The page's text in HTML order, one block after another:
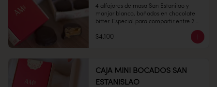
Peso: 100 gr
4 alfajores de masa San Estanilao y
manjar blanco, bañados en chocolate
bitter. Especial para compartir entre 2.
Conservación: Mantenga cerrado en un
ambiente fresco y seco, humedad 65% y
Vida útil: Prefiera consumo dentro de 30
días.
$4.100
CAJA MINI BOCADOS SAN
ESTANISLAO